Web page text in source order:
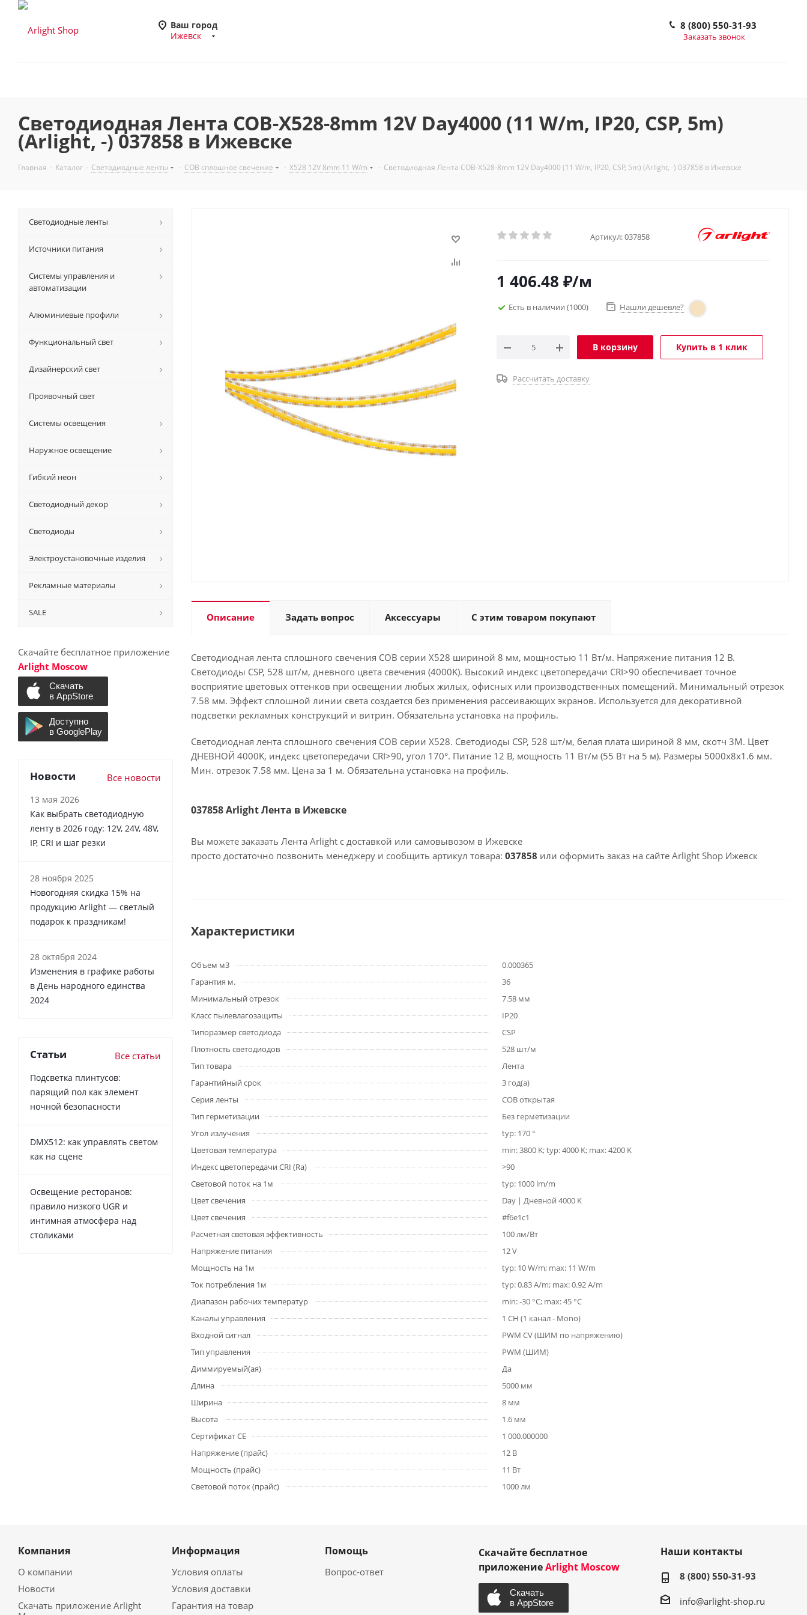
Ваш город
Ижевск
8 (800) 550-31-93
Заказать звонок
Светодиодная Лента COB-X528-8mm 12V Day4000 (11 W/m, IP20, CSP, 5m)
(Arlight, -) 037858 в Ижевске
Главная - Каталог - Светодиодные ленты - COB сплошное свечение - X528 12V 8mm 11 W/m - Светодиодная Лента COB-X528-8mm 12V Day4000 (11 W/m, IP20, CSP, 5m) (Arlight, -) 037858 в Ижевске
Артикул:037858
1 406.48 ₽/м
Есть в наличии (1000) Нашли дешевле?
В корзину Купить в 1 клик
Рассчитать доставку
Описание Задать вопрос Аксессуары С этим товаром покупают
Светодиодная лента сплошного свечения COB серии X528 шириной 8 мм, мощностью 11 Вт/м. Напряжение питания 12 В.
Светодиоды CSP, 528 шт/м, дневного цвета свечения (4000K). Высокий индекс цветопередачи CRI>90 обеспечивает точное
восприятие цветовых оттенков при освещении любых жилых, офисных или производственных помещений. Минимальный отрезок
7.58 мм. Эффект сплошной линии света создается без применения рассеивающих экранов. Используется для декоративной
подсветки рекламных конструкций и витрин. Обязательна установка на профиль.
Светодиодная лента сплошного свечения COB серии X528. Светодиоды CSP, 528 шт/м, белая плата шириной 8 мм, скотч 3M. Цвет
ДНЕВНОЙ 4000K, индекс цветопередачи CRI>90, угол 170°. Питание 12 В, мощность 11 Вт/м (55 Вт на 5 м). Размеры 5000х8х1.6 мм.
Мин. отрезок 7.58 мм. Цена за 1 м. Обязательна установка на профиль.
037858 Arlight Лента в Ижевске
Вы можете заказать Лента Arlight с доставкой или самовывозом в Ижевске
просто достаточно позвонить менеджеру и сообщить артикул товара: 037858 или оформить заказ на сайте Arlight Shop Ижевск
Характеристики
Объем м3
0.000365
Гарантия м.
36
Минимальный отрезок
7.58 мм
Класс пылевлагозащиты
IP20
Типоразмер светодиода
CSP
Плотность светодиодов
528 шт/м
Тип товара
Лента
Гарантийный срок
3 год(а)
Серия ленты
COB открытая
Тип герметизации
Без герметизации
Угол излучения
typ: 170 °
Цветовая температура
min: 3800 K; typ: 4000 K; max: 4200 K
Индекс цветопередачи CRI (Ra)
>90
Световой поток на 1м
typ: 1000 lm/m
Цвет свечения
Day | Дневной 4000 K
Цвет свечения
#f6e1c1
Расчетная световая эффективность
100 лм/Вт
Напряжение питания
12 V
Мощность на 1м
typ: 10 W/m; max: 11 W/m
Ток потребления 1м
typ: 0.83 A/m; max: 0.92 A/m
Диапазон рабочих температур
min: -30 °C; max: 45 °C
Каналы управления
1 CH (1 канал - Mono)
Входной сигнал
PWM СV (ШИМ по напряжению)
Тип управления
PWM (ШИМ)
Диммируемый(ая)
Да
Длина
5000 мм
Ширина
8 мм
Высота
1.6 мм
Сертификат CE
1 000.000000
Напряжение (прайс)
12 В
Мощность (прайс)
11 Вт
Световой поток (прайс)
1000 лм
Светодиодные ленты
Источники питания
Системы управления и
автоматизации
Алюминиевые профили
Функциональный свет
Дизайнерский свет
Проявочный свет
Системы освещения
Наружное освещение
Гибкий неон
Светодиодный декор
Светодиоды
Электроустановочные изделия
Рекламные материалы
SALE
Скачайте бесплатное приложение
Arlight Moscow
Новости Все новости
13 мая 2026
Как выбрать светодиодную
ленту в 2026 году: 12V, 24V, 48V,
IP, CRI и шаг резки
28 ноября 2025
Новогодняя скидка 15% на
продукцию Arlight — светлый
подарок к праздникам!
28 октября 2024
Изменения в графике работы
в День народного единства
2024
Статьи Все статьи
Подсветка плинтусов:
парящий пол как элемент
ночной безопасности
DMX512: как управлять светом
как на сцене
Освещение ресторанов:
правило низкого UGR и
интимная атмосфера над
столиками
Компания
О компании
Новости
Скачать приложение Arlight
Информация
Условия оплаты
Условия доставки
Гарантия на товар
Помощь
Вопрос-ответ
Скачайте бесплатное
приложениеArlight Moscow
Наши контакты
8 (800) 550-31-93
info@arlight-shop.ru